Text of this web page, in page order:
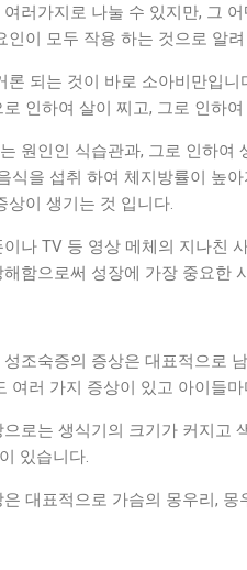
러가지로 나눌 수 있지만, 그
인이 모두 작용 하는 것으로 알
론 되는 것이 바로 소아비만입
인하여 살이 찌고, 그로 인하
원인인 식습관과, 그로 인하
식을 섭취 하여 체지방률이 높
상이 생기는 것 입니다.
나 TV 등 영상 메체의 지나친
함으로써 성장에 가장 중요한
조숙증의 증상은 대표적으로
여러 가지 증상이 있고 아이들
로는 생식기의 크기가 커지고
있습니다.
대표적으로 가슴의 몽우리,